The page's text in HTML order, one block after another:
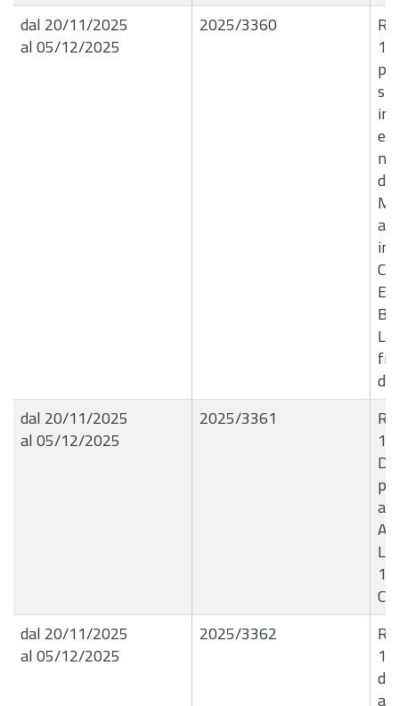
dal 20/11/2025
al 05/12/2025
2025/3360
in
e
di
dal 20/11/2025
al 05/12/2025
2025/3361
dal 20/11/2025
al 05/12/2025
2025/3362
di